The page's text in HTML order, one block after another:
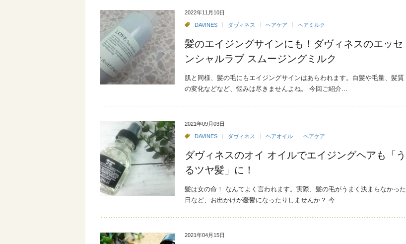
2022年11月10日
DAVINES ダヴィネス ヘアケア ヘアミルク
髪のエイジングサインにも！ダヴィネスのエッセ
ンシャルラブ スムージングミルク
肌と同様、髪の毛にもエイジングサインはあらわれます。白髪や毛量、髪質
の変化などなど、悩みは尽きませんよね。 今回ご紹介…
2021年09月03日
DAVINES ダヴィネス ヘアオイル ヘアケア
ダヴィネスのオイ オイルでエイジングヘアも「う
るツヤ髪」に！
髪は女の命！ なんてよく言われます。実際、髪の毛がうまく決まらなかった
日など、お出かけが憂鬱になったりしませんか？ 今…
2021年04月15日